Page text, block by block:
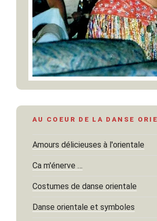
AU COEUR DE LA DANSE
Amours délicieuses à l'orientale
Ca m'énerve …
Costumes de danse orientale
Danse orientale et symboles